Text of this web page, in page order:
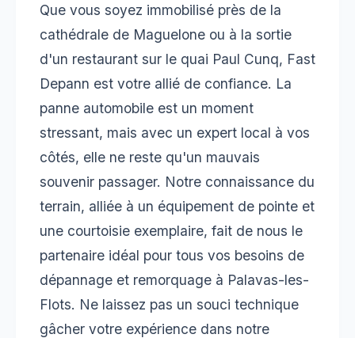
Que vous soyez immobilisé près de la
cathédrale de Maguelone ou à la sortie
d'un restaurant sur le quai Paul Cunq, Fast
Depann est votre allié de confiance. La
panne automobile est un moment
stressant, mais avec un expert local à vos
côtés, elle ne reste qu'un mauvais
souvenir passager. Notre connaissance du
terrain, alliée à un équipement de pointe et
une courtoisie exemplaire, fait de nous le
partenaire idéal pour tous vos besoins de
dépannage et remorquage à Palavas-les-
Flots. Ne laissez pas un souci technique
gâcher votre expérience dans notre